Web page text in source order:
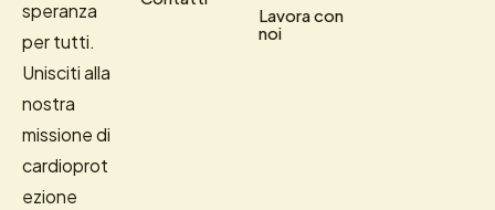
speranza
per tutti.
Unisciti alla
nostra
missione di
cardioprot
ezione
Lavora con
noi